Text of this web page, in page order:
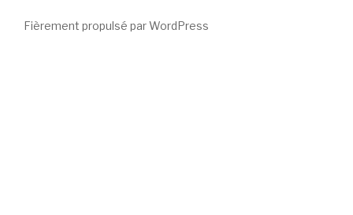
Fièrement propulsé par WordPress